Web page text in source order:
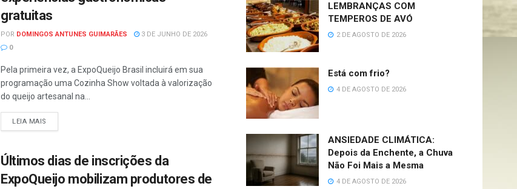
gratuitas
POR DOMINGOS ANTUNES GUIMARÃES
3 DE JUNHO DE 2026
0
Pela primeira vez, a ExpoQueijo Brasil incluirá em sua
programação uma Cozinha Show voltada à valorização
do queijo artesanal na...
LEIA MAIS
Últimos dias de inscrições da
ExpoQueijo mobilizam produtores de
LEMBRANÇAS COM
TEMPEROS DE AVÓ
2 DE AGOSTO DE 2026
Está com frio?
4 DE AGOSTO DE 2026
ANSIEDADE CLIMÁTICA:
Depois da Enchente, a Chuva
Não Foi Mais a Mesma
4 DE AGOSTO DE 2026